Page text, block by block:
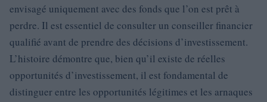
envisagé uniquement avec des fonds que l’on est prêt à
perdre. Il est essentiel de consulter un conseiller financier
qualifié avant de prendre des décisions d’investissement.
L’histoire démontre que, bien qu’il existe de réelles
opportunités d’investissement, il est fondamental de
distinguer entre les opportunités légitimes et les arnaques